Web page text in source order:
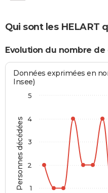
Qui sont les HELART
Evolution du nombre de
Personnes décédées
Données exprimées en
Insee)
1
2
3
4
5